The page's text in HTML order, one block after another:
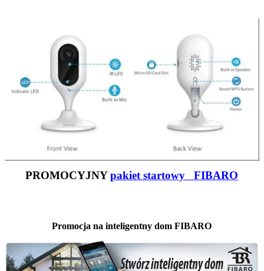
PROMOCYJNYpakiet startowy FIBARO
Promocja na inteligentny dom FIBARO